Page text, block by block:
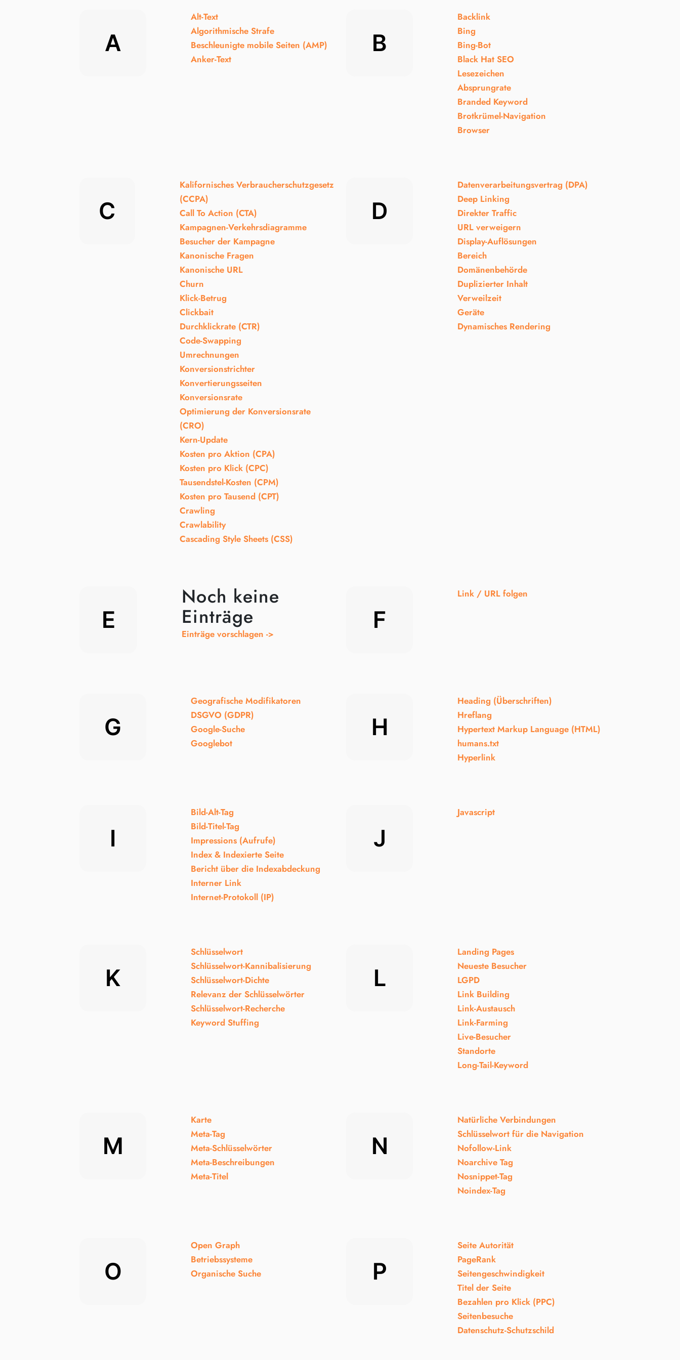
A
Alt-Text
Algorithmische Strafe
Beschleunigte mobile Seiten (AMP)
Anker-Text
B
Backlink
Bing
Bing-Bot
Black Hat SEO
Lesezeichen
Absprungrate
Branded Keyword
Brotkrümel-Navigation
Browser
C
Kalifornisches Verbraucherschutzgesetz
(CCPA)
Call To Action (CTA)
Kampagnen-Verkehrsdiagramme
Besucher der Kampagne
Kanonische Fragen
Kanonische URL
Churn
Klick-Betrug
Clickbait
Durchklickrate (CTR)
Code-Swapping
Umrechnungen
Konversionstrichter
Konvertierungsseiten
Konversionsrate
Optimierung der Konversionsrate
(CRO)
Kern-Update
Kosten pro Aktion (CPA)
Kosten pro Klick (CPC)
Tausendstel-Kosten (CPM)
Kosten pro Tausend (CPT)
Crawling
Crawlability
Cascading Style Sheets (CSS)
D
Datenverarbeitungsvertrag (DPA)
Deep Linking
Direkter Traffic
URL verweigern
Display-Auflösungen
Bereich
Domänenbehörde
Duplizierter Inhalt
Verweilzeit
Geräte
Dynamisches Rendering
E
Noch keine
Einträge
Einträge vorschlagen ->
F
Link / URL folgen
G
Geografische Modifikatoren
DSGVO (GDPR)
Google-Suche
Googlebot
H
Heading (Überschriften)
Hreflang
Hypertext Markup Language (HTML)
humans.txt
Hyperlink
I
Bild-Alt-Tag
Bild-Titel-Tag
Impressions (Aufrufe)
Index & Indexierte Seite
Bericht über die Indexabdeckung
Interner Link
Internet-Protokoll (IP)
J
Javascript
K
Schlüsselwort
Schlüsselwort-Kannibalisierung
Schlüsselwort-Dichte
Relevanz der Schlüsselwörter
Schlüsselwort-Recherche
Keyword Stuffing
L
Landing Pages
Neueste Besucher
LGPD
Link Building
Link-Austausch
Link-Farming
Live-Besucher
Standorte
Long-Tail-Keyword
M
Karte
Meta-Tag
Meta-Schlüsselwörter
Meta-Beschreibungen
Meta-Titel
N
Natürliche Verbindungen
Schlüsselwort für die Navigation
Nofollow-Link
Noarchive Tag
Nosnippet-Tag
Noindex-Tag
O
Open Graph
Betriebssysteme
Organische Suche
P
Seite Autorität
PageRank
Seitengeschwindigkeit
Titel der Seite
Bezahlen pro Klick (PPC)
Seitenbesuche
Datenschutz-Schutzschild